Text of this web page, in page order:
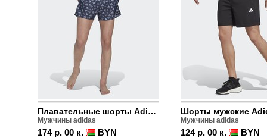
Плавательные шорты Adidas Logo Print
Мужчины adidas
174 р. 00 к. BYN
Мужчины adidas
124 р. 00 к. BYN